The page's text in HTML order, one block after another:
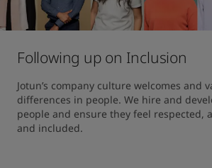
Following up on Inclusion
Jotun’s company culture welcomes and
differences in people. We hire and
people and ensure they feel respected,
and included.